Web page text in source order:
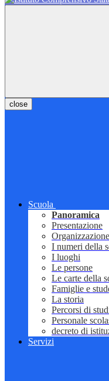
close
Scuola
Panoramica
Presentazione
Organizzazione
I numeri della
I luoghi
Le persone
Le carte della
Famiglie e
La storia
Percorsi di
Personale
decreto di
Servizi